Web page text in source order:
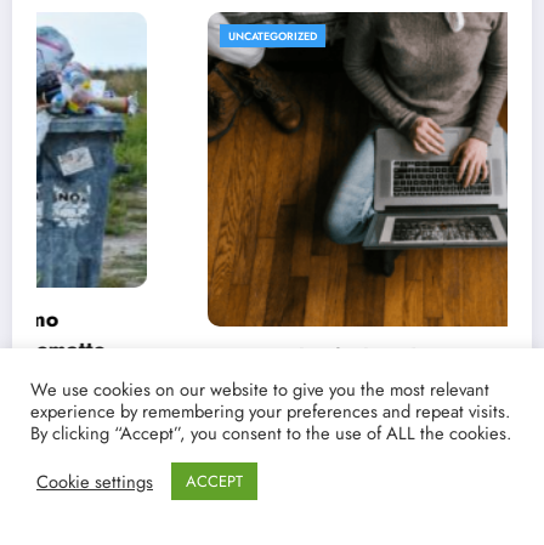
UNCATEGORIZED
Conoce las fechas de estrenos y críticas de
tus películas y series favoritas con Point
Magazine
21/03/2021 lucenpop
We use cookies on our website to give you the most relevant
experience by remembering your preferences and repeat visits.
By clicking “Accept”, you consent to the use of ALL the cookies.
Cookie settings
ACCEPT